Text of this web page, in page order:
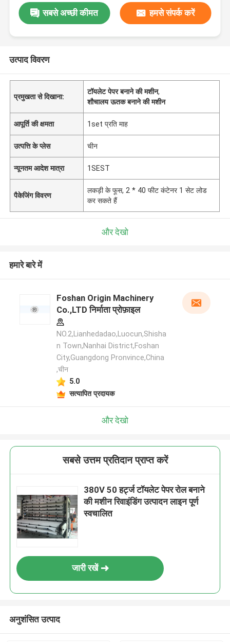
सबसे अच्छी कीमत हमसे संपर्क करें
उत्पाद विवरण
प्रमुखता से दिखाना:
टॉयलेट पेपर बनाने की मशीन,
शौचालय ऊतक बनाने की मशीन
आपूर्ति की क्षमता 1set प्रति माह
उत्पत्ति के प्लेस चीन
न्यूनतम आदेश मात्रा 1SEST
पैकेजिंग विवरण
लकड़ी के फूस, 2 * 40 फीट कंटेनर 1 सेट लोड
कर सकते हैं
और देखो
हमारे बारे में
Foshan Origin Machinery
Co.,LTD निर्माता प्रोफ़ाइल
NO.2,Lianhedadao,Luocun,Shisha
n Town,Nanhai District,Foshan
City,Guangdong Pronvince,China
,चीन
5.0
सत्यापित प्रदायक
और देखो
सबसे उत्तम प्रतिदान प्राप्त करें
380V 50 हर्ट्ज टॉयलेट पेपर रोल बनाने
की मशीन रिवाइंडिंग उत्पादन लाइन पूर्ण
स्वचालित
जारी रखें
अनुशंसित उत्पाद